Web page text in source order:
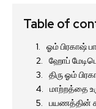
Table of
ஓம் பிரகாஷ்
ஹோப்
திரு ஓம்
மாற்றத்தை
பயணத்தின்